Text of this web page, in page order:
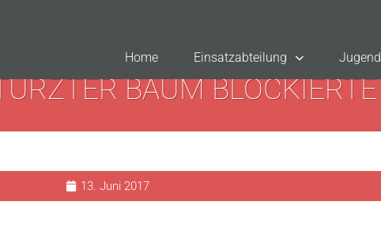
Home Einsatzabteilung
BAUM
13. Juni 2017